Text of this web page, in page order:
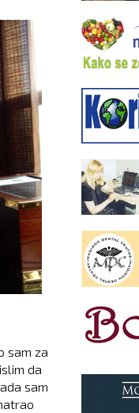
sam za
da
sam